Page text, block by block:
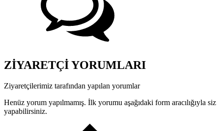
ZİYARETÇİ YORUMLARI
Ziyaretçilerimiz tarafından yapılan yorumlar
Henüz yorum yapılmamış. İlk yorumu aşağıdaki form aracılığıyla siz
yapabilirsiniz.